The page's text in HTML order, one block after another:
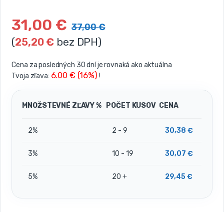
31,00 € 37,00€
(25,20€ bez DPH)
Cena za posledných 30 dní je rovnaká ako aktuálna
Tvoja zľava: 6.00 € (16%) !
MNOŽSTEVNÉ ZĽAVY % POČET KUSOV CENA
2% 2 - 9 30,38 €
3% 10 - 19 30,07 €
5% 20 + 29,45€